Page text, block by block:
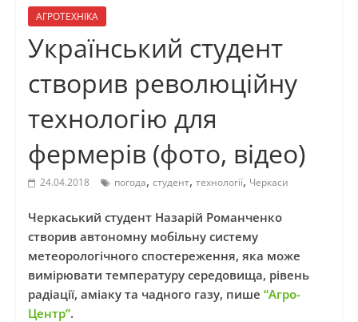
АГРОТЕХНІКА
Український студент
створив революційну
технологію для
фермерів (фото, відео)
24.04.2018 погода, студент, технології, Черкаси
Черкаський студент Назарій Романченко
створив автономну мобільну систему
метеорологічного спостереження, яка може
вимірювати температуру середовища, рівень
радіації, аміаку та чадного газу, пише “Агро-
Центр”.